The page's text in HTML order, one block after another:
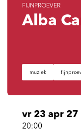
Alba
FIJNPROEVER
muziek
vr 23 apr 27
20:00